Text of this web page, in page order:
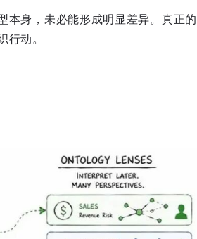
本身，未必能形成明显差异。真正的
行动。